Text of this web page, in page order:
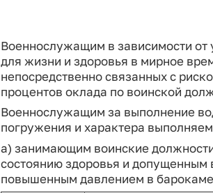
Военнослужащим в зависимости от
для жизни и здоровья в мирное
непосредственно связанных с
процентов оклада по воинской
Военнослужащим за выполнение
погружения и характера
а) занимающим воинские
состоянию здоровья и допущенным
повышенным давлением в